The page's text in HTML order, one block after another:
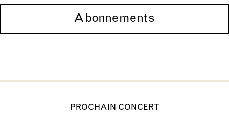
Abonnements
PROCHAIN CONCERT